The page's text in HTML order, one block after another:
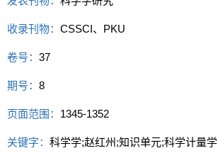
收录刊物：CSSCI、PKU
卷号：37
期号：8
页面范围： 1345-1352
关键字：科学学;赵红州;知识单元;科学计量学